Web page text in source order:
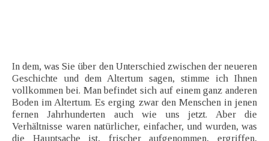
In dem, was Sie über den Unterschied zwischen der neueren
Geschichte und dem Altertum sagen, stimme ich Ihnen
vollkommen bei. Man befindet sich auf einem ganz anderen
Boden im Altertum. Es erging zwar den Menschen in jenen
fernen Jahrhunderten auch wie uns jetzt. Aber die
Verhältnisse waren natürlicher, einfacher, und wurden, was
die Hauptsache ist, frischer aufgenommen, ergriffen,